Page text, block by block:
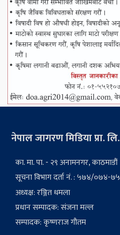
नेपाल जागरण मिडिया प्रा. लि.
का. मा. पा. - २९ अनामनगर, काठमाडौं
सूचना विभाग दर्ता नं. : ५७४/०७४-७५
अध्यक्ष: रञ्जित धमला
प्रधान सम्पादक: संजना मल्ल
सम्पादक: कृष्णराज गौतम